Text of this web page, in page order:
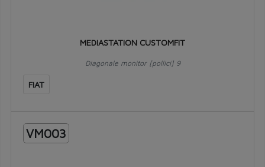
MEDIASTATION CUSTOMFIT
Diagonale monitor [pollici] 9
FIAT
VM003